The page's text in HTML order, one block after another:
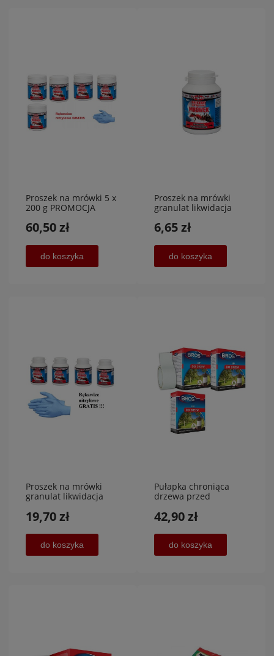
Proszek na mrówki 5 x
200 g PROMOCJA
60,50 zł
do koszyka
Proszek na mrówki
granulat likwidacja
lab Sp. Z.o.o
6,65 zł
do koszyka
Proszek na mrówki
granulat likwidacja
19,70 zł
do koszyka
Pułapka chroniąca
drzewa przed
3 sztuki
42,90 zł
do koszyka